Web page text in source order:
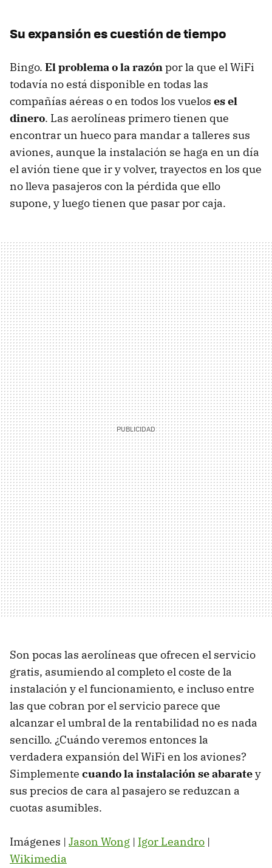
Su expansión es cuestión de tiempo
Bingo. El problema o la razónpor la que el WiFi
todavía no está disponible en todas las
compañías aéreas o en todos los vuelos es el
dinero. Las aerolíneas primero tienen que
encontrar un hueco para mandar a talleres sus
aviones, aunque la instalación se haga en un día
el avión tiene que ir y volver, trayectos en los que
no lleva pasajeros con la pérdida que ello
supone, y luego tienen que pasar por caja.
Son pocas las aerolíneas que ofrecen el servicio
gratis, asumiendo al completo el coste de la
instalación y el funcionamiento, e incluso entre
las que cobran por el servicio parece que
alcanzar el umbral de la rentabilidad no es nada
sencillo. ¿Cuándo veremos entonces la
verdadera expansión del WiFi en los aviones?
Simplemente cuando la instalación se abaratey
sus precios de cara al pasajero se reduzcan a
cuotas asumibles.
Imágenes | Jason Wong | Igor Leandro |
Wikimedia